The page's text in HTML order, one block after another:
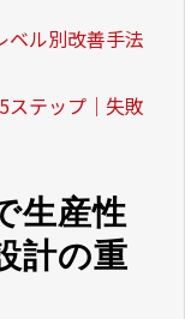
ベル別改善手法
ステップ｜失敗
生産性
計の重